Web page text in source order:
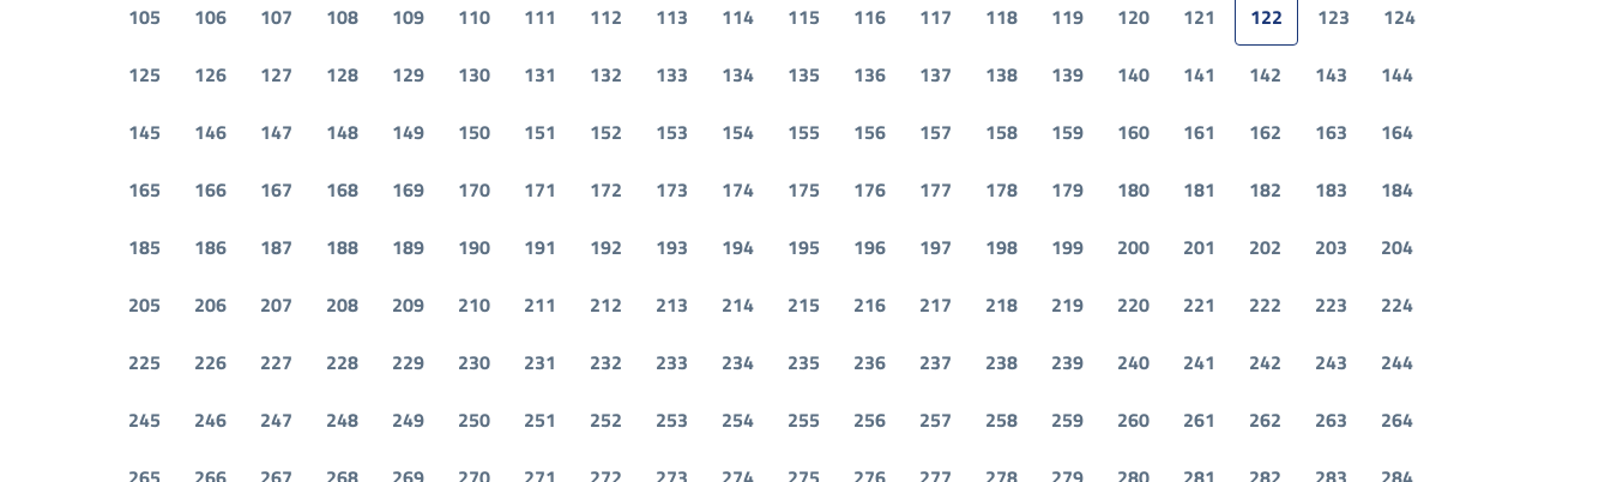
105
106 107 108 109 110 111 112 113 114 115 116 117 118 119 120 121 122 123
124
125
126 127 128 129 130 131 132 133 134 135 136 137 138 139 140 141 142 143
144
145
146 147 148 149 150 151 152 153 154 155 156 157 158 159 160 161 162 163
164
165
166 167 168 169 170 171 172 173 174 175 176 177 178 179 180 181 182 183
184
185
186 187 188 189 190 191 192 193 194 195 196 197 198 199 200 201 202 203
204
205
206 207 208 209 210 211 212 213 214 215 216 217 218 219 220 221 222 223
224
225
226 227 228 229 230 231 232 233 234 235 236 237 238 239 240 241 242 243
244
245
246 247 248 249 250 251 252 253 254 255 256 257 258 259 260 261 262 263
264